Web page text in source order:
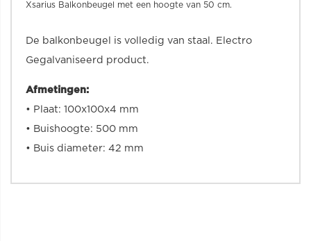
Xsarius Balkonbeugel met een hoogte van 50 cm.
De balkonbeugel is volledig van staal. Electro
Gegalvaniseerd product.
Afmetingen:
• Plaat: 100x100x4 mm
• Buishoogte: 500 mm
• Buis diameter: 42 mm